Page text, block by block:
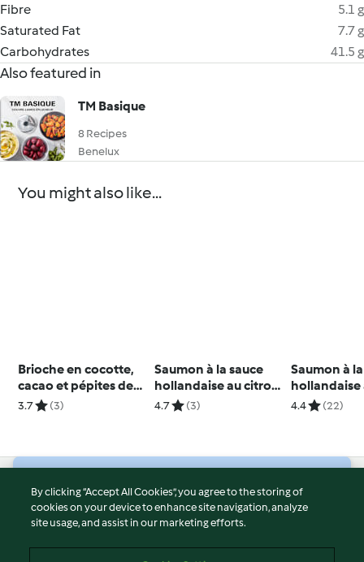
Fibre
5.1 g
Saturated Fat
7.7 g
Carbohydrates
41.5 g
Also featured in
TM Basique
8 Recipes
Benelux
You might also like...
Brioche en cocotte,
cacao et pépites de
chocolat blanc
3.7 (3)
Saumon à la sauce
hollandaise au citron,
asperges et riz
4.7 (3)
Saumon à
hollandaise
asperges et
4.4 (22)
© Copyright 2026
Terms of Service
By clicking “Accept All Cookies”, you agree to the storing of
cookies on your device to enhance site navigation, analyze
site usage, and assist in our marketing efforts.